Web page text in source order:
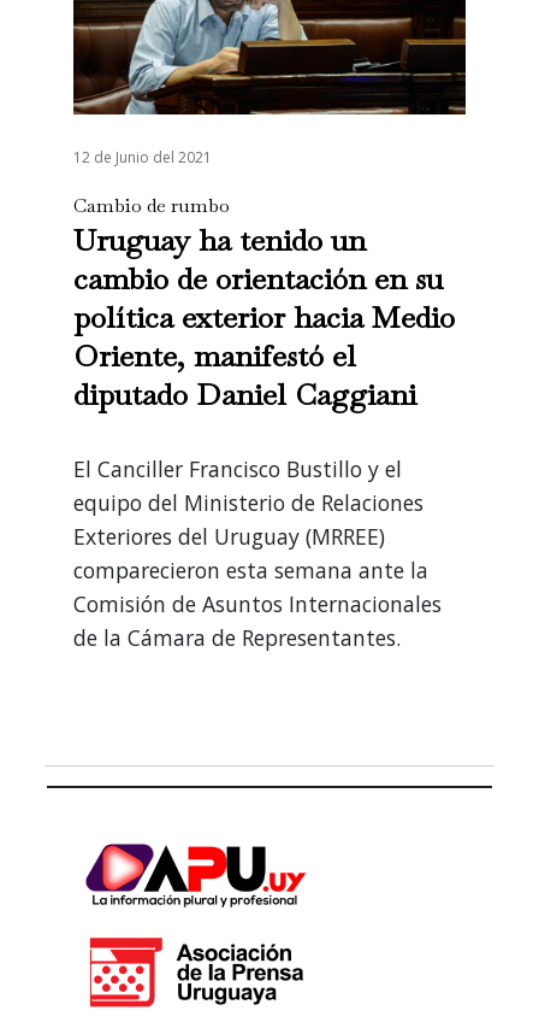
12 de Junio del 2021
Cambio de rumbo
Uruguay ha tenido un
cambio de orientación en su
política exterior hacia Medio
Oriente, manifestó el
diputado Daniel Caggiani
El Canciller Francisco Bustillo y el
equipo del Ministerio de Relaciones
Exteriores del Uruguay (MRREE)
comparecieron esta semana ante la
Comisión de Asuntos Internacionales
de la Cámara de Representantes.